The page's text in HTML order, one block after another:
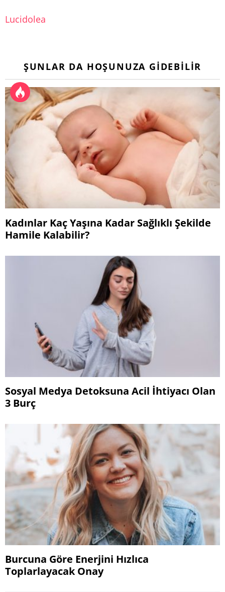
Lucidolea
ŞUNLAR DA HOŞUNUZA GIDEBILIR
Kadınlar Kaç Yaşına Kadar Sağlıklı Şekilde
Hamile Kalabilir?
Sosyal Medya Detoksuna Acil İhtiyacı Olan
3 Burç
Burcuna Göre Enerjini Hızlıca
Toplarlayacak Onay